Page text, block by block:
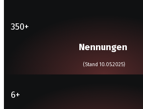
350+
Nennungen
(Stand 10.05.2025)
6+